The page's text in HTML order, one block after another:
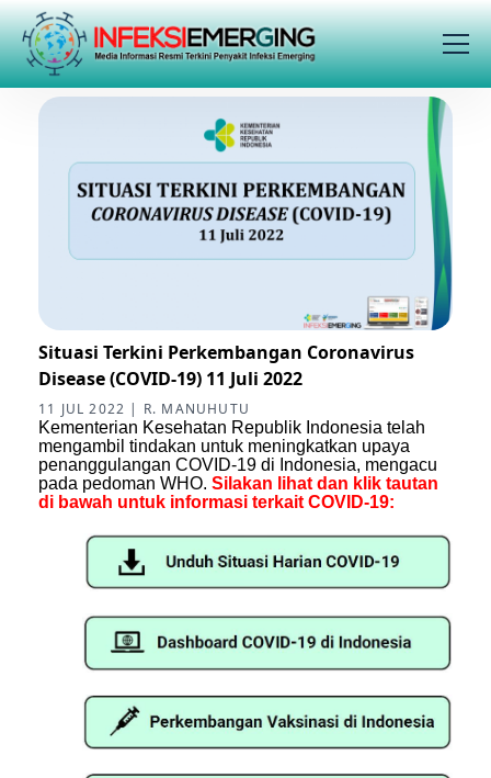
Situasi Terkini Perkembangan Coronavirus
Disease (COVID-19) 11 Juli 2022
11 JUL 2022 | R. MANUHUTU
Kementerian Kesehatan Republik Indonesia telah
mengambil tindakan untuk meningkatkan upaya
penanggulangan COVID-19 di Indonesia, mengacu
pada pedoman WHO. Silakan lihat dan klik tautan
di bawah untuk informasi terkait COVID-19: